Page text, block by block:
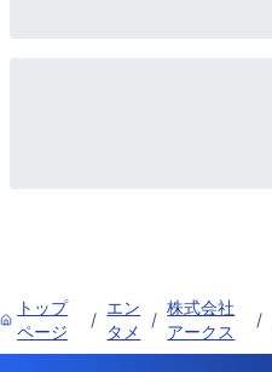
トップ
ページ
/
エン
タメ
/
株式会社
アークス
/